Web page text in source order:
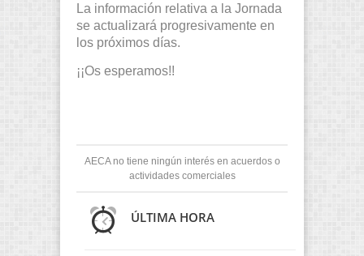
La información relativa a la Jornada
se actualizará progresivamente en
los próximos días.
¡¡Os esperamos!!
AECA no tiene ningún interés en acuerdos o
actividades comerciales
ÚLTIMA HORA